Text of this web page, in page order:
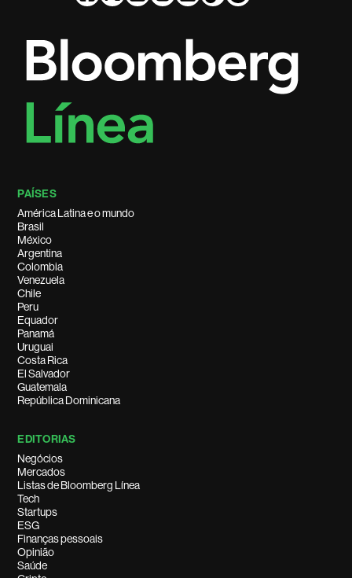
PAÍSES
América Latina e o mundo
Brasil
México
Argentina
Colombia
Venezuela
Chile
Peru
Equador
Panamá
Uruguai
Costa Rica
El Salvador
Guatemala
República Dominicana
EDITORIAS
Negócios
Mercados
Listas de Bloomberg Línea
Tech
Startups
ESG
Finanças pessoais
Opinião
Saúde